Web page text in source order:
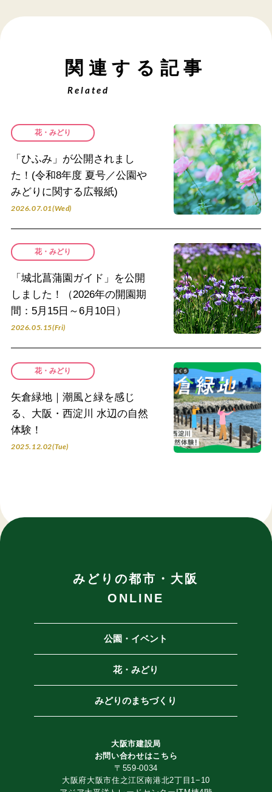
関連する記事
Related
花・みどり
「ひふみ」が公開されまし
た！(令和8年度 夏号／公園や
みどりに関する広報紙)
2026.07.01(Wed)
花・みどり
「城北菖蒲園ガイド」を公開
しました！（2026年の開園期
間：5月15日～6月10日）
2026.05.15(Fri)
花・みどり
矢倉緑地｜潮風と緑を感じ
る、大阪・西淀川 水辺の自然
体験！
2025.12.02(Tue)
みどりの都市・大阪
ONLINE
公園・イベント
花・みどり
みどりのまちづくり
大阪市建設局
お問い合わせはこちら
〒559-0034
大阪府大阪市住之江区南港北2丁目1−10